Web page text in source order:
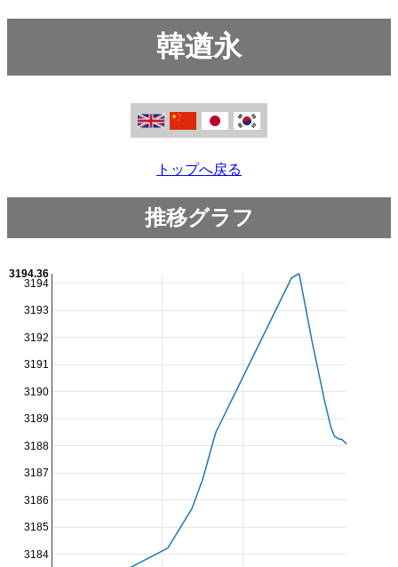
韓遒永
トップへ戻る
推移グラフ
3184
3185
3186
3187
3188
3189
3190
3191
3192
3193
3194
3194.36